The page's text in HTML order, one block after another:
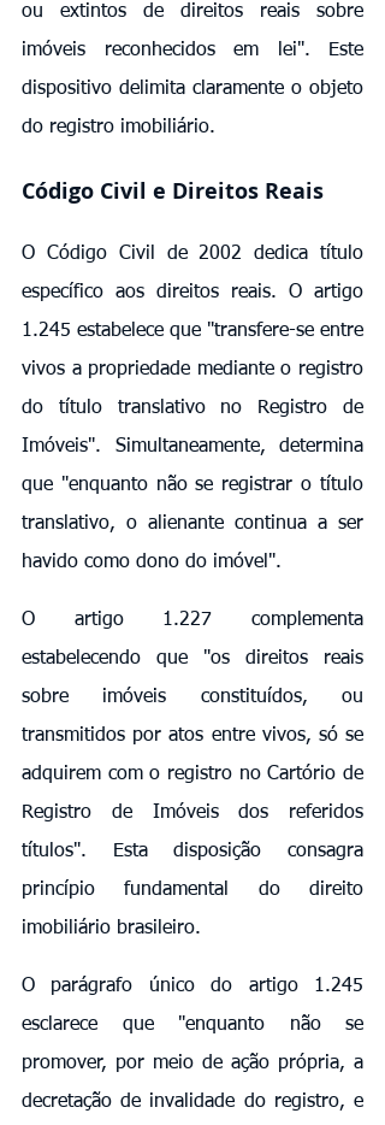
ou extintos de direitos reais sobre
imóveis reconhecidos em lei". Este
dispositivo delimita claramente o objeto
do registro imobiliário.
Código Civil e Direitos Reais
O Código Civil de 2002 dedica título
específico aos direitos reais. O artigo
1.245 estabelece que "transfere-se entre
vivos a propriedade mediante o registro
do título translativo no Registro de
Imóveis". Simultaneamente, determina
que "enquanto não se registrar o título
translativo, o alienante continua a ser
havido como dono do imóvel".
O artigo 1.227 complementa
estabelecendo que "os direitos reais
sobre imóveis constituídos, ou
transmitidos por atos entre vivos, só se
adquirem com o registro no Cartório de
Registro de Imóveis dos referidos
títulos". Esta disposição consagra
princípio fundamental do direito
imobiliário brasileiro.
O parágrafo único do artigo 1.245
esclarece que "enquanto não se
promover, por meio de ação própria, a
decretação de invalidade do registro, e